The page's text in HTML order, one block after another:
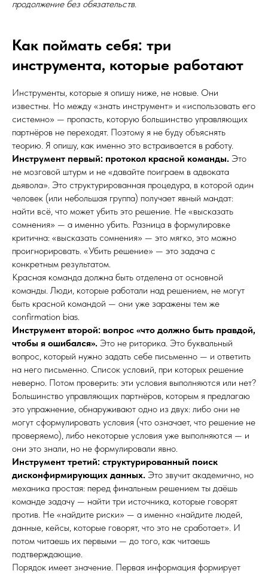
продолжение без обязательств.
Как поймать себя: три
инструмента, которые работают
Инструменты, которые я опишу ниже, не новые. Они
известны. Но между «знать инструмент» и «использовать его
системно» — пропасть, которую большинство управляющих
партнёров не переходят. Поэтому я не буду объяснять
теорию. Я опишу, как именно это встраивается в работу.
Инструмент первый: протокол красной команды. Это
не мозговой штурм и не «давайте поиграем в адвоката
дьявола». Это структурированная процедура, в которой один
человек (или небольшая группа) получает явный мандат:
найти всё, что может убить это решение. Не «высказать
сомнения» — а именно убить. Разница в формулировке
критична: «высказать сомнения» — это мягко, это можно
проигнорировать. «Убить решение» — это задача с
конкретным результатом.
Красная команда должна быть отделена от основной
команды. Люди, которые работали над решением, не могут
быть красной командой — они уже заражены тем же
confirmation bias.
Инструмент второй: вопрос «что должно быть правдой,
чтобы я ошибался». Это не риторика. Это буквальный
вопрос, который нужно задать себе письменно — и ответить
на него письменно. Список условий, при которых решение
неверно. Потом проверить: эти условия выполняются или нет?
Большинство управляющих партнёров, которым я предлагаю
это упражнение, обнаруживают одно из двух: либо они не
могут сформулировать условия (что означает, что решение не
проверяемо), либо некоторые условия уже выполняются — и
они это знали, но не формулировали явно.
Инструмент третий: структурированный поиск
дисконфирмирующих данных. Это звучит академично, но
механика простая: перед финальным решением ты даёшь
команде задачу — найти три источника, которые говорят
против. Не «найдите риски» — а именно «найдите людей,
данные, кейсы, которые говорят, что это не сработает». И
потом читаешь их первыми — до того, как читаешь
подтверждающие.
Порядок имеет значение. Первая информация формирует